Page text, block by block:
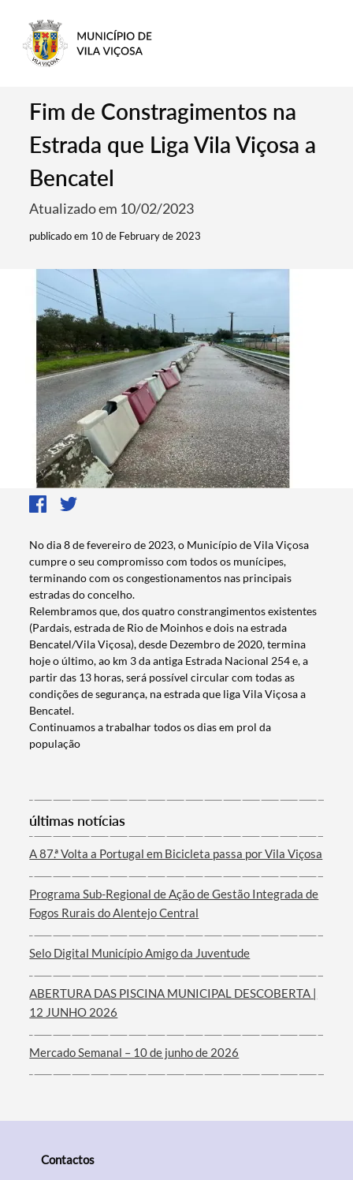
Termo de Pesquisa
Categorias gerais
Filtros
Fim de Constragimentos na
Estrada que Liga Vila Viçosa a
Bencatel
Atualizado em 10/02/2023
publicado em 10 de February de 2023
No dia 8 de fevereiro de 2023, o Município de Vila Viçosa
cumpre o seu compromisso com todos os munícipes,
terminando com os congestionamentos nas principais
estradas do concelho.
Relembramos que, dos quatro constrangimentos existentes
(Pardais, estrada de Rio de Moinhos e dois na estrada
Bencatel/Vila Viçosa), desde Dezembro de 2020, termina
hoje o último, ao km 3 da antiga Estrada Nacional 254 e, a
partir das 13 horas, será possível circular com todas as
condições de segurança, na estrada que liga Vila Viçosa a
Bencatel.
Continuamos a trabalhar todos os dias em prol da
população
últimas notícias
A 87.ª Volta a Portugal em Bicicleta passa por Vila Viçosa
Programa Sub-Regional de Ação de Gestão Integrada de
Fogos Rurais do Alentejo Central
Selo Digital Município Amigo da Juventude
ABERTURA DAS PISCINA MUNICIPAL DESCOBERTA |
12 JUNHO 2026
Mercado Semanal – 10 de junho de 2026
Contactos